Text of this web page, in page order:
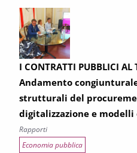
I CONTRATTI PUBBLICI AL
Andamento
strutturali del
digitalizzazione e modelli
Rapporti
Economia pubblica